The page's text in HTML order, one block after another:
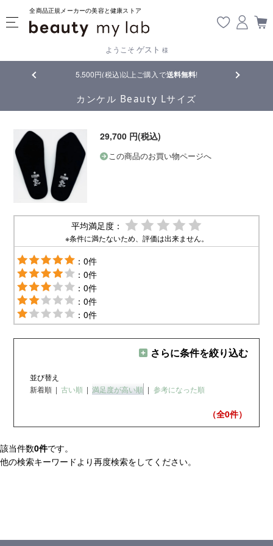
全商品正規メーカーの美容と健康ストア
ようこそ ゲスト 様
5,500円(税込)以上ご購入で送料無料! 【重要】
カンケル Beauty Lサイズ
29,700 円(税込)
この商品のお買い物ページへ
平均満足度：
※条件に満たないため、評価は出来ません。
：0件
：0件
：0件
：0件
：0件
さらに条件を絞り込む
並び替え
新着順 | 古い順 | 満足度が高い順 | 参考になった順
（全0件）
該当件数0件です。
他の検索キーワードより再度検索をしてください。